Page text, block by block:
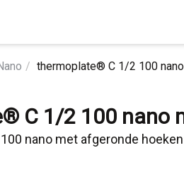
thermoplate® C 1/2 100
C 1/2 100 nano
nano met afgeronde hoeken